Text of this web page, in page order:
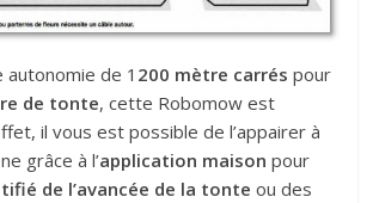
autonomie de 1 200 mètre carrés pour
de tonte, cette Robomow est
il vous est possible de l’appairer à
grâce à l’application maison pour
de l’avancée de la tonte ou des